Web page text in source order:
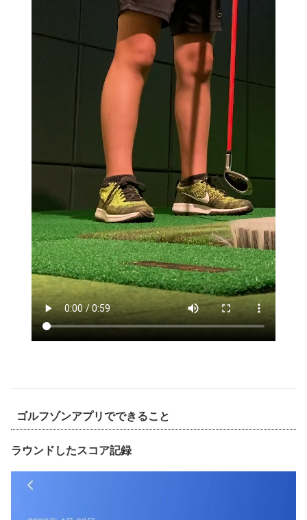
ゴルフゾンアプリでできること
ラウンドしたスコア記録